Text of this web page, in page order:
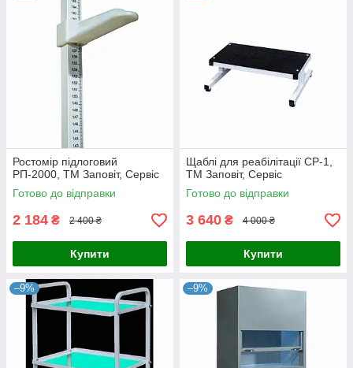
Ростомір підлоговий
РП-2000, ТМ Заповіт, Сервіс
Готово до відправки
2 184 ₴ 2 400 ₴
Купити
Щаблі для реабілітації СР-1,
ТМ Заповіт, Сервіс
Готово до відправки
3 640 ₴ 4 000 ₴
Купити
–9% –9%